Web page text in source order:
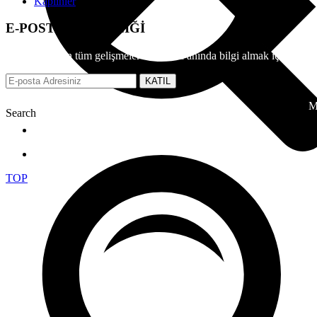
Search
E-POSTA ABONELİĞİ
EFS üzerinden tüm gelişmeler hakkında anında bilgi almak için e-
KATIL
TOP